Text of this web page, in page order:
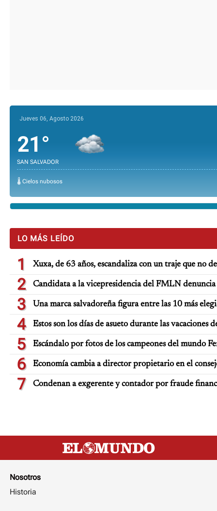
Jueves 06, Agosto 2026
21°
SAN SALVADOR
🌡️ Cielos nubosos
LO MÁS LEÍDO
1 Xuxa, de 63 años, escandaliza con un traje que no
2 Candidata a la vicepresidencia del FMLN
3 Una marca salvadoreña figura entre las 10 más
4 Estos son los días de asueto durante las vacaciones
5 Escándalo por fotos de los campeones del mundo
6 Economía cambia a director propietario en el
7 Condenan a exgerente y contador por fraude
Nosotros
Historia